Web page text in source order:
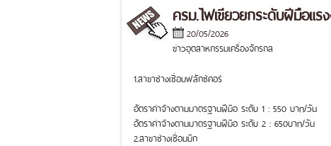
ครม.ไฟเขียวยกระดับฝีมือแ
20/05/2026
ข่าวอุตสาหกรรมเครื่องจักรกล
1.สาขาช่างเชื่อมฟลักซ์คอร์
อัตราค่าจ้างตามมาตรฐานฝีมือ ระดับ 1 : 550 บาท/วัน
อัตราค่าจ้างตามมาตรฐานฝีมือ ระดับ 2 : 650บาท/วัน
2.สาขาช่างเชื่อมมิก